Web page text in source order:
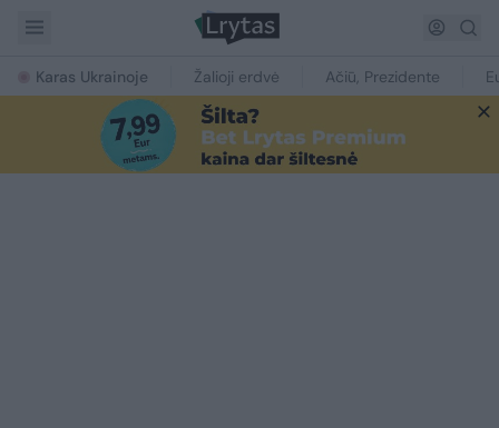
Karas Ukrainoje Žalioji erdvė Ačiū, Prezidente